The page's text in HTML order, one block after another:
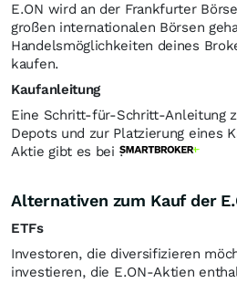
E.ON wird an der Frankfurter
großen internationalen Börsen
Handelsmöglichkeiten deines
kaufen.
Kaufanleitung
Eine Schritt-für-Schritt-Anleitung
Depots und zur Platzierung eines
Aktie gibt es bei .
Alternativen zum Kauf der
ETFs
Investoren, die diversifizieren
investieren, die E.ON-Aktien